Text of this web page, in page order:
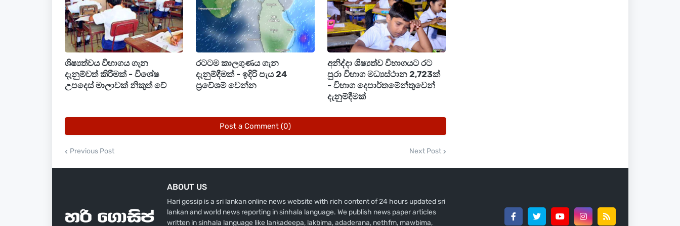
හැකි තාවකාලික තද සුළංවලින් සහ අකුණු මඟින් සිදු වන අනතුරු අවම කර ගැනීමට අවශ්‍ය පියවර
ගන්නා ලෙස කාලගුණවිද්‍යා දෙපාර්තමේන්තුව ජනතාවගෙන්ඉල්ලා සිටී.
ශිෂ්‍යත්වය විභාගය ගැන
දැනුම්වත් කිරීමක් - විශේෂ
උපදෙස් මාලාවක් නිකුත් වේ
රටටම කාලගුණය ගැන
දැනුම්දීමක් - ඉදිරි පැය 24
ප්‍රවේශම් වෙන්න
අනිද්දා ශිෂ්‍යත්ව විභාගයට රට
පුරා විභාග මධ්‍යස්ථාන 2,723ක්
- විභාග දෙපාර්තමේන්තුවෙන්
දැනුම්දීමක්
Post a Comment (0)
Previous Post Next Post
ABOUT US
Hari gossip is a sri lankan online news website with rich content of 24 hours updated sri
lankan and world news reporting in sinhala language. We publish news paper articles
written in sinhala language like lankadeepa, lakbima, adaderana, nethfm, mawbima,